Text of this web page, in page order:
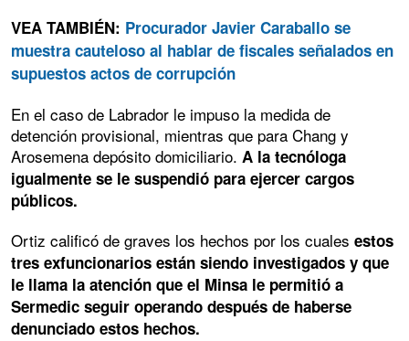
VEA TAMBIÉN: Procurador Javier Caraballo se
muestra cauteloso al hablar de fiscales señalados en
supuestos actos de corrupción
En el caso de Labrador le impuso la medida de
detención provisional, mientras que para Chang y
Arosemena depósito domiciliario. A la tecnóloga
igualmente se le suspendió para ejercer cargos
públicos.
Ortiz calificó de graves los hechos por los cuales estos
tres exfuncionarios están siendo investigados y que
le llama la atención que el Minsa le permitió a
Sermedic seguir operando después de haberse
denunciado estos hechos.